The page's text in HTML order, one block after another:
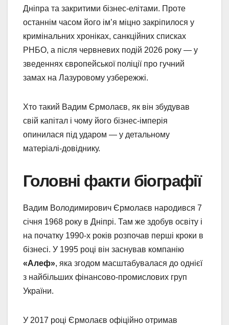
Дніпра та закритими бізнес-елітами. Проте
останнім часом його ім’я міцно закріпилося у
кримінальних хроніках, санкційних списках
РНБО, а після червневих подій 2026 року — у
зведеннях європейської поліції про гучний
замах на Лазуровому узбережжі.
Хто такий Вадим Єрмолаєв, як він збудував
свій капітал і чому його бізнес-імперія
опинилася під ударом — у детальному
матеріалі-довіднику.
Головні факти біографії
Вадим Володимирович Єрмолаєв народився 7
січня 1968 року в Дніпрі. Там же здобув освіту і
на початку 1990-х років розпочав перші кроки в
бізнесі. У 1995 році він заснував компанію
«Алеф», яка згодом масштабувалася до однієї
з найбільших фінансово-промислових груп
України.
У 2017 році Єрмолаєв офіційно отримав